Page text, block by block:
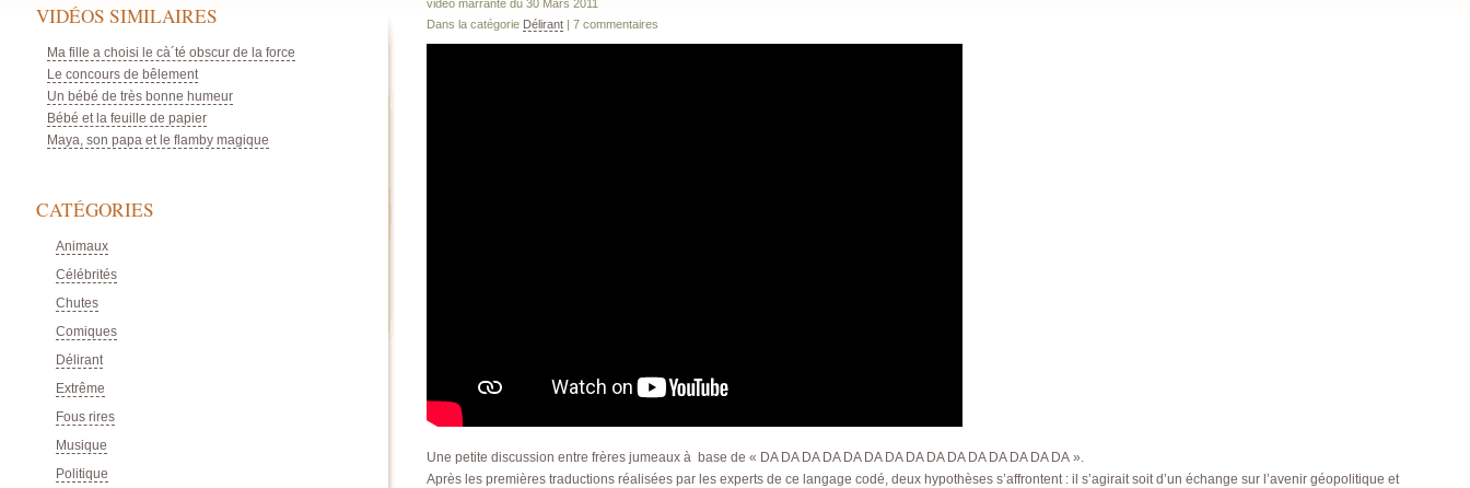
video marrante du 30 Mars 2011
Dans la catégorie Délirant| 7 commentaires
Une petite discussion entre frères jumeaux à base de « DA DA DA DA DA DA DA DA DA DA DA DA DA DA DA ».
Après les premières traductions réalisées par les experts de ce langage codé, deux hypothèses s’affrontent : il s’agirait soit d’un échange sur l’avenir géopolitique et
VIDÉOS SIMILAIRES
Ma fille a choisi le cà´té obscur de la force
Le concours de bêlement
Un bébé de très bonne humeur
Bébé et la feuille de papier
Maya, son papa et le flamby magique
CATÉGORIES
Animaux
Célébrités
Chutes
Comiques
Délirant
Extrême
Fous rires
Musique
Politique